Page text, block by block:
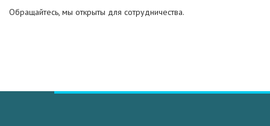
Обращайтесь, мы открыты для сотрудничества.